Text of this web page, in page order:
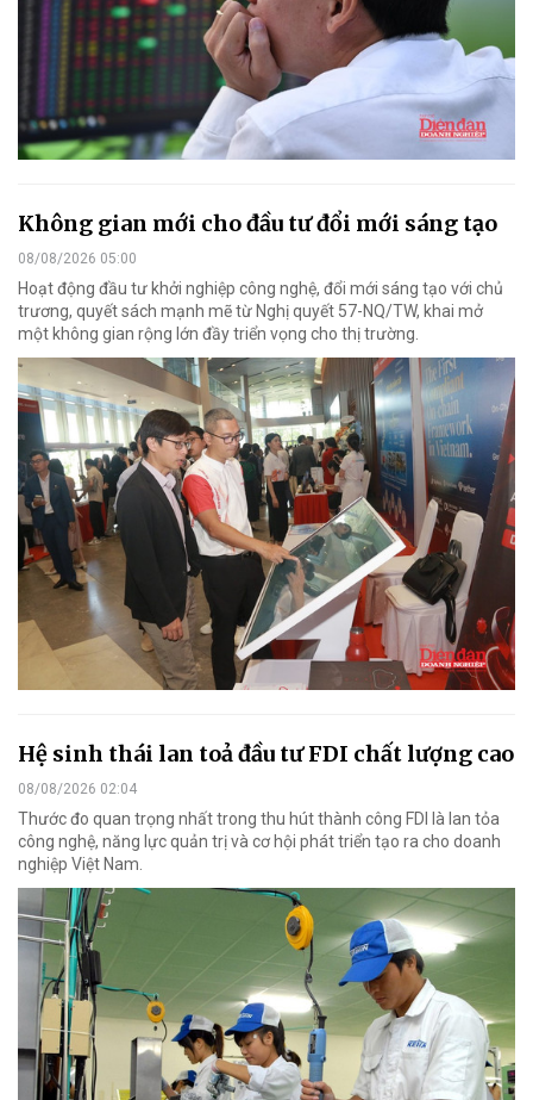
Không gian mới cho đầu tư đổi mới sáng tạo
08/08/2026 05:00
Hoạt động đầu tư khởi nghiệp công nghệ, đổi mới sáng tạo với chủ
trương, quyết sách mạnh mẽ từ Nghị quyết 57-NQ/TW, khai mở
một không gian rộng lớn đầy triển vọng cho thị trường.
Hệ sinh thái lan toả đầu tư FDI chất lượng cao
08/08/2026 02:04
Thước đo quan trọng nhất trong thu hút thành công FDI là lan tỏa
công nghệ, năng lực quản trị và cơ hội phát triển tạo ra cho doanh
nghiệp Việt Nam.